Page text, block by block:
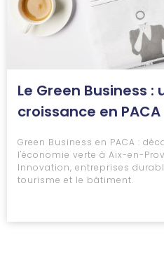
Le Green Business
croissance en PACA
Green Business en PACA :
l'économie verte à Aix-en-
Innovation, entreprises
tourisme et le bâtiment.